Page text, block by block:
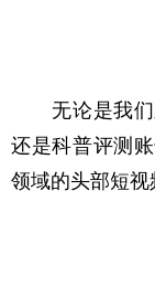
无论是我们
还是科普评测
领域的头部短视